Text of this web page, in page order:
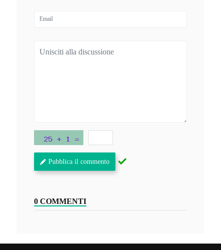
Pubblica il commento
0 COMMENTI